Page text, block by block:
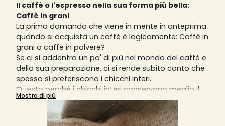
Il caffè o l'espresso nella sua forma più bella:
Caffè in grani
La prima domanda che viene in mente in anteprima
quando si acquista un caffè è logicamente: Caffè in
grani o caffè in polvere?
Se ci si addentra un po' di più nel mondo del caffè e
della sua preparazione, ci si rende subito conto che
spesso si preferiscono i chicchi interi.
Questo perché i chicchi interi conservano meglio il
sapore e l'aroma rispetto ai chicchi già macinati.
Pertanto, i chicchi di caffè sono un must per ogni
Mostra di più